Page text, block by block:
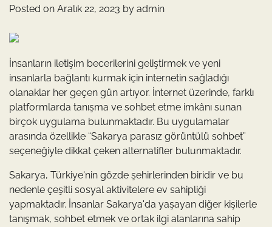
Posted on Aralık 22, 2023 by admin
İnsanların iletişim becerilerini geliştirmek ve yeni
insanlarla bağlantı kurmak için internetin sağladığı
olanaklar her geçen gün artıyor. İnternet üzerinde, farklı
platformlarda tanışma ve sohbet etme imkânı sunan
birçok uygulama bulunmaktadır. Bu uygulamalar
arasında özellikle “Sakarya parasız görüntülü sohbet”
seçeneğiyle dikkat çeken alternatifler bulunmaktadır.
Sakarya, Türkiye'nin gözde şehirlerinden biridir ve bu
nedenle çeşitli sosyal aktivitelere ev sahipliği
yapmaktadır. İnsanlar Sakarya'da yaşayan diğer kişilerle
tanışmak, sohbet etmek ve ortak ilgi alanlarına sahip